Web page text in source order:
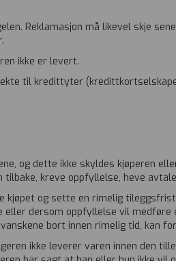
Reklamasjon må likevel skje
ikke er levert.
til kredittyter
og dette ikke skyldes kjøperen
kreve oppfyllelse, heve
og sette en rimelig
eller dersom oppfyllelse vil
bort innen rimelig tid, kan
ikke leverer varen innen den